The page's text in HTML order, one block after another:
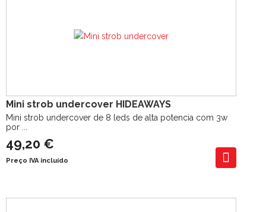
Mini strob undercover HIDEAWAYS
Mini strob undercover de 8 leds de alta potencia com 3w
por ...
49,20 €
Preço IVA incluído